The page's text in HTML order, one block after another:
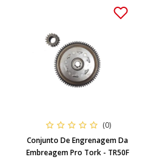
(0)
Conjunto De Engrenagem Da
Embreagem Pro Tork - TR50F